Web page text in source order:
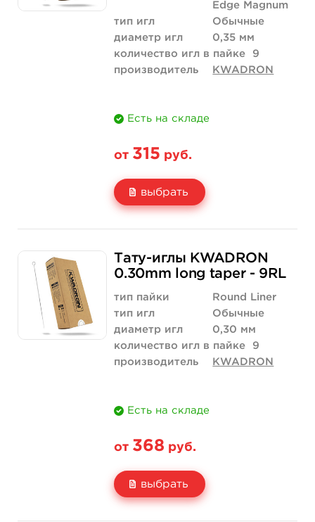
Edge Magnum
тип игл
Обычные
диаметр игл
0,35 мм
количество игл в пайке
9
производитель
KWADRON
Есть на складе
от 315 руб.
выбрать
Цена
Количество
315 руб.
купить
3 000 руб.
нет на складе
Тату-иглы KWADRON
0.30mm long taper - 9RL
тип пайки
Round Liner
тип игл
Обычные
диаметр игл
0,30 мм
количество игл в пайке
9
производитель
KWADRON
Есть на складе
от 368 руб.
выбрать